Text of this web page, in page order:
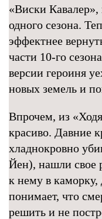
«Виски
одного сезона.
эффектнее
части 10-го
версии героиня
новых земель и
Впрочем, из
красиво. Давние
хладнокровно
Йен), нашли свое
к нему в каморку,
понимает, что
решить и не